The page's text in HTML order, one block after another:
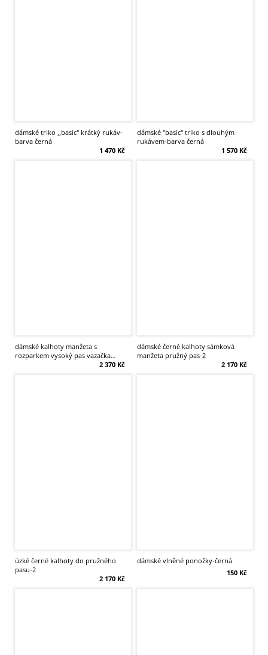
dámské triko ,,basic'' krátký rukáv-
barva černá
1 470 Kč
dámské "basic" triko s dlouhým
rukávem-barva černá
1 570 Kč
dámské kalhoty manžeta s
rozparkem vysoký pas vazačka
2 370 Kč
dámské černé kalhoty sámková
manžeta pružný pas-2
2 170 Kč
úzké černé kalhoty do pružného
pasu-2
2 170 Kč
dámské vlněné ponožky-černá
150 Kč